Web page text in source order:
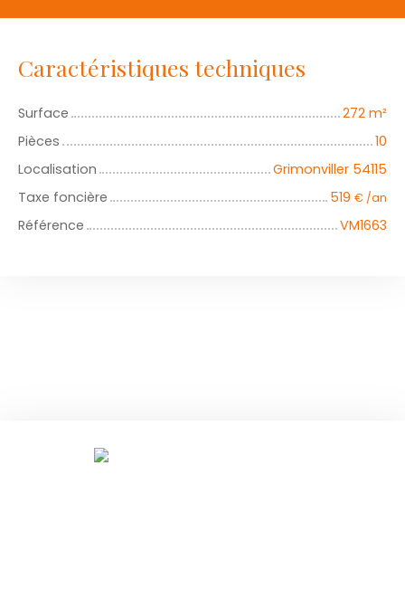
Caractéristiques techniques
Surface 272 m²
Pièces
10
Localisation
Grimonviller 54115
Taxe foncière
519 € /an
Référence VM1663